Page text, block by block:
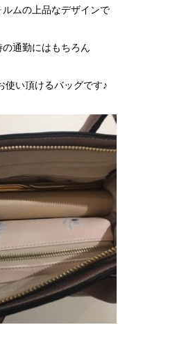
ムの上品なデザインで
通勤にはもちろん
使い頂けるバッグです♪